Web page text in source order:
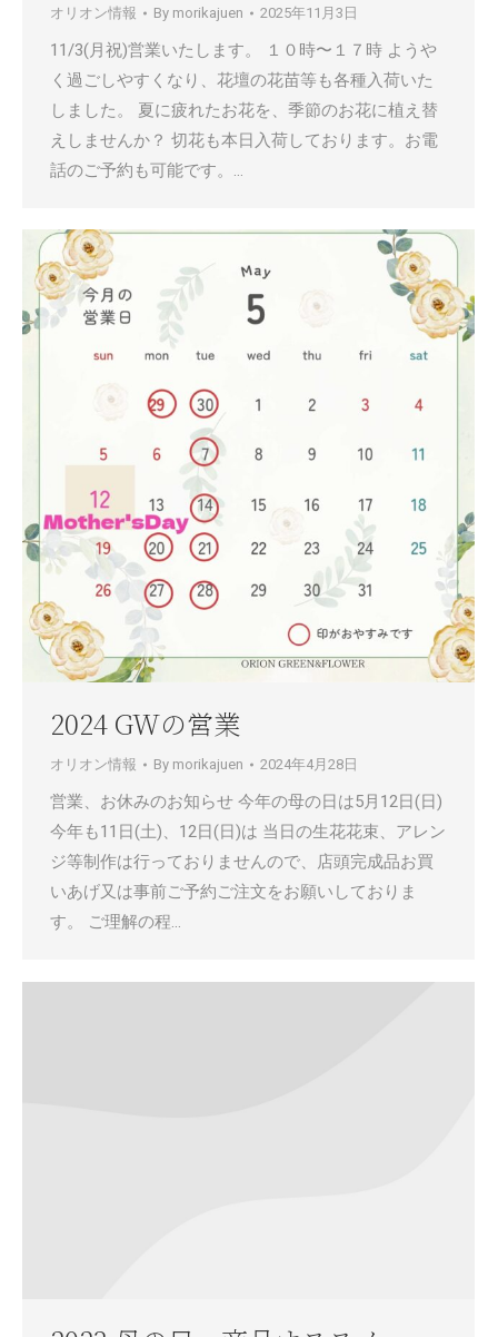
オリオン情報 By morikajuen 2025年11月3日
11/3(月祝)営業いたします。 １０時〜１７時 ようや
く過ごしやすくなり、花壇の花苗等も各種入荷いた
しました。 夏に疲れたお花を、季節のお花に植え替
えしませんか？ 切花も本日入荷しております。お電
話のご予約も可能です。…
2024 GWの営業
オリオン情報 By morikajuen 2024年4月28日
営業、お休みのお知らせ 今年の母の日は5月12日(日)
今年も11日(土)、12日(日)は 当日の生花花束、アレン
ジ等制作は行っておりませんので、店頭完成品お買
いあげ又は事前ご予約ご注文をお願いしておりま
す。 ご理解の程…